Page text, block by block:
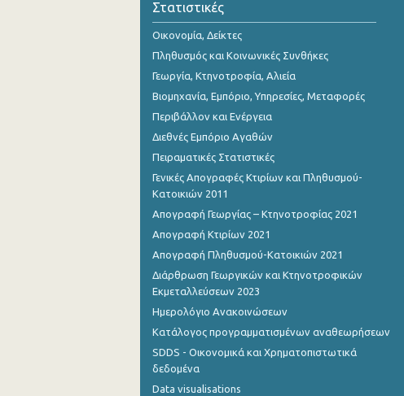
Στατιστικές
Οικονομία, Δείκτες
Πληθυσμός και Κοινωνικές Συνθήκες
Γεωργία, Κτηνοτροφία, Αλιεία
Βιομηχανία, Εμπόριο, Υπηρεσίες, Μεταφορές
Περιβάλλον και Ενέργεια
Διεθνές Εμπόριο Αγαθών
Πειραματικές Στατιστικές
Γενικές Απογραφές Κτιρίων και Πληθυσμού-
Κατοικιών 2011
Απογραφή Γεωργίας – Κτηνοτροφίας 2021
Απογραφή Κτιρίων 2021
Απογραφή Πληθυσμού-Κατοικιών 2021
Διάρθρωση Γεωργικών και Κτηνοτροφικών
Εκμεταλλεύσεων 2023
Ημερολόγιο Ανακοινώσεων
Κατάλογος προγραμματισμένων αναθεωρήσεων
SDDS - Οικονομικά και Χρηματοπιστωτικά
δεδομένα
Data visualisations